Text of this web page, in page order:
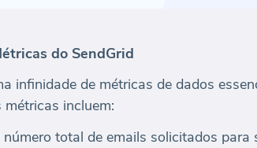
do SendGrid
infinidade de métricas de dados
incluem:
total de emails solicitados para